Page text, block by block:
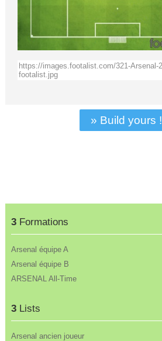
3Formations
Arsenal équipe A
Arsenal équipe B
ARSENAL All-Time
3Lists
Arsenal ancien joueur
» Build yours !